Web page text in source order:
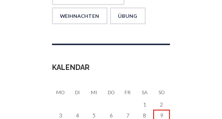
WEIHNACHTEN ÜBUNG
KALENDAR
MO DI MI DO FR SA SO
1
2
3
4 5 6 7 8
9